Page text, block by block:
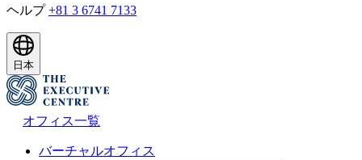
ヘルプ +81 3 6741 7133
日本
オフィス一覧
バーチャルオフィス